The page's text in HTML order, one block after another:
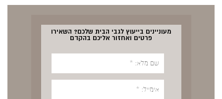
מעוניינים בייעוץ לגבי הבית שלכם? השאירו
פרטים ואחזור אליכם בהקדם